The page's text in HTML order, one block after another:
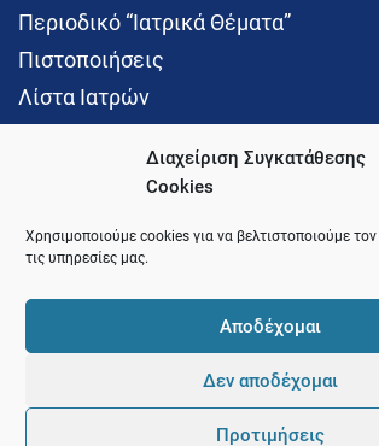
Διαχείριση Συγκατάθεσης
Cookies
Χρησιμοποιούμε cookies για να βελτιστοποιούμε
τις υπηρεσίες μας.
Αποδέχομαι
Δεν αποδέχομαι
Προτιμήσεις
Περιοδικό “Ιατρικά Θέματα”
Πιστοποιήσεις
Λίστα Ιατρών
Social Media
© 2021 Ιατρικός Σύλλογος